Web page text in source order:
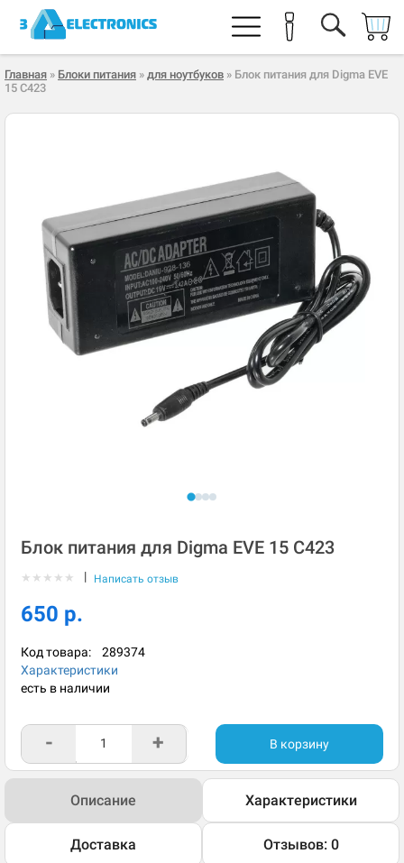
Главная » Блоки питания » для ноутбуков » Блок питания для Digma EVE
15 C423
Блок питания для Digma EVE 15 C423
★ ★ ★ ★ ★ | Написать отзыв
650 р.
Код товара: 289374
Характеристики
есть в наличии
- + В корзину
Описание Характеристики
Доставка Отзывов: 0